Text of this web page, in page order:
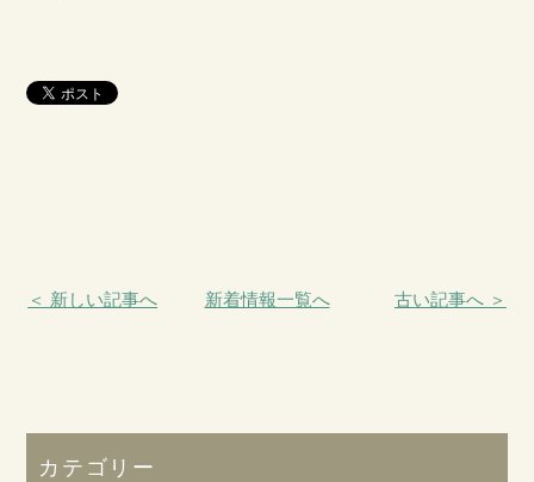
＜ 新しい記事へ 新着情報一覧へ 古い記事へ ＞
カテゴリー